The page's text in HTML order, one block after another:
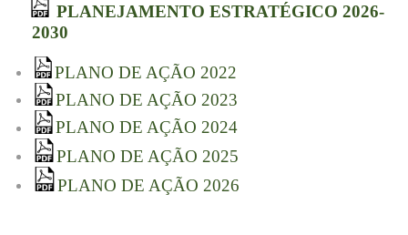
PLANEJAMENTO ESTRATÉGICO 2026-
2030
PLANO DE AÇÃO 2022
PLANO DE AÇÃO 2023
PLANO DE AÇÃO 2024
PLANO DE AÇÃO 2025
PLANO DE AÇÃO 2026